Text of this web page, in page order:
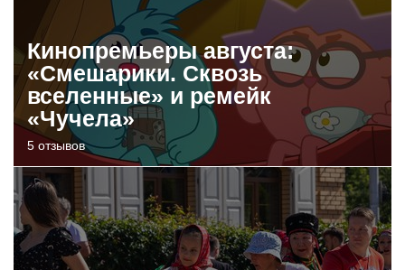
Кинопремьеры августа:
«Смешарики. Сквозь
вселенные» и ремейк
«Чучела»
5 отзывов